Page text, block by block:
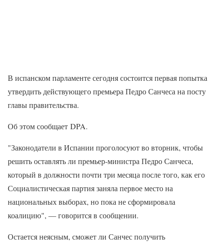
В испанском парламенте сегодня состоится первая попытка
утвердить действующего премьера Педро Санчеса на посту
главы правительства.
Об этом сообщает DPA.
"Законодатели в Испании проголосуют во вторник, чтобы
решить оставлять ли премьер-министра Педро Санчеса,
который в должности почти три месяца после того, как его
Социалистическая партия заняла первое место на
национальных выборах, но пока не сформировала
коалицию", — говорится в сообщении.
Остается неясным, сможет ли Санчес получить